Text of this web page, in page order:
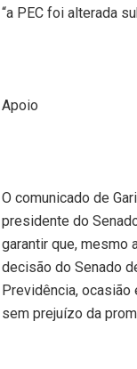
“a PEC foi alterada
Apoio
O comunicado de
presidente do
garantir que, mesmo
decisão do Senado
Previdência, ocasião
sem prejuízo da